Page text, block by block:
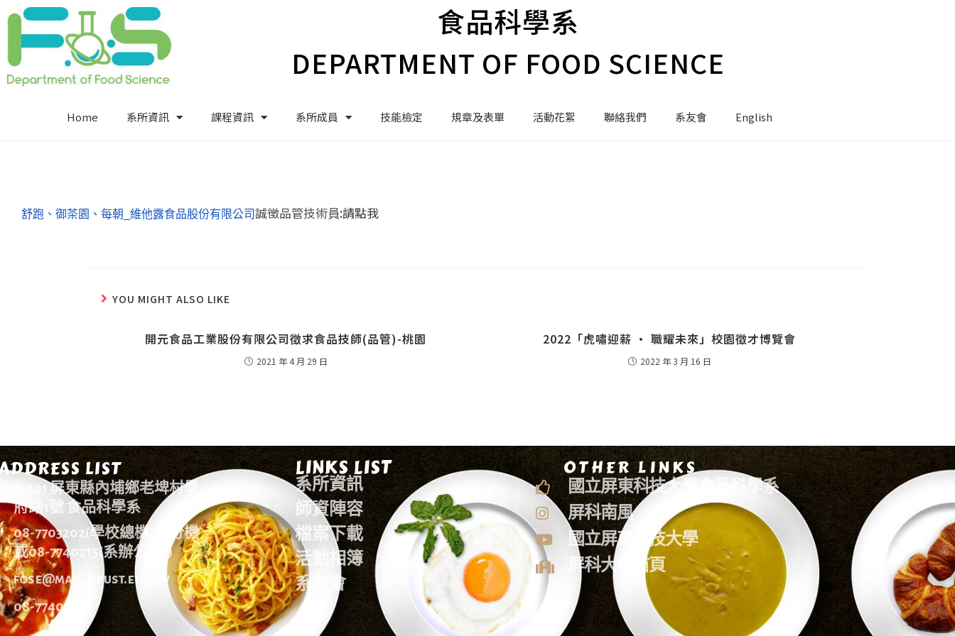
食品科學系
DEPARTMENT OF FOOD SCIENCE
Home 系所資訊 課程資訊 系所成員 技能檢定 規章及表單 活動花絮 聯絡我們 系友會 English
舒跑、御茶園、每朝_維他露食品股份有限公司誠徵品管技術員:請點我
YOU MIGHT ALSO LIKE
開元食品工業股份有限公司徵求食品技師(品管)-桃園
2021 年 4 月 29 日
2022「虎嘯迎薪 • 職耀未來」校園徵才博覽會
2022 年 3 月 16 日
LIST
91201 屏東縣內埔鄉老埤村學
府路1號 食品科學系
08-7703202(學校總機)轉分機
或08-7740215(系辦公室))
fose@mail.npust.edu.tw
08-7740378
LINKS LIST
系所資訊
師資陣容
檔案下載
活動相簿
系友會
OTHER LINKS
國立屏東科技大學食品科學系
屏科南風
國立屏東科技大學
屏科大校首頁